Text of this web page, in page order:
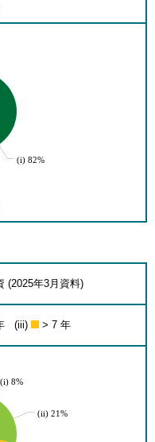
(i) 82%
(2025年3月資料)
(iii) > 7 年
(i) 8%
(ii) 21%